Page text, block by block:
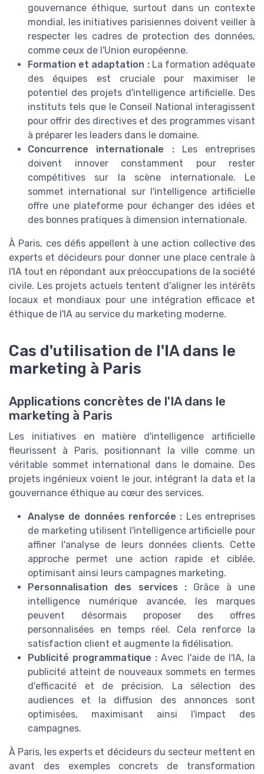
gouvernance éthique, surtout dans un contexte
mondial, les initiatives parisiennes doivent veiller à
respecter les cadres de protection des données,
comme ceux de l'Union européenne.
Formation et adaptation :La formation adéquate
des équipes est cruciale pour maximiser le
potentiel des projets d'intelligence artificielle. Des
instituts tels que le Conseil National interagissent
pour offrir des directives et des programmes visant
à préparer les leaders dans le domaine.
Concurrence internationale :Les entreprises
doivent innover constamment pour rester
compétitives sur la scène internationale. Le
sommet international sur l'intelligence artificielle
offre une plateforme pour échanger des idées et
des bonnes pratiques à dimension internationale.
À Paris, ces défis appellent à une action collective des
experts et décideurs pour donner une place centrale à
l'IA tout en répondant aux préoccupations de la société
civile. Les projets actuels tentent d'aligner les intérêts
locaux et mondiaux pour une intégration efficace et
éthique de l'IA au service du marketing moderne.
Cas d'utilisation de l'IA dans le
marketing à Paris
Applications concrètes de l'IA dans le
marketing à Paris
Les initiatives en matière d'intelligence artificielle
fleurissent à Paris, positionnant la ville comme un
véritable sommet international dans le domaine. Des
projets ingénieux voient le jour, intégrant la data et la
gouvernance éthique au cœur des services.
Analyse de données renforcée : Les entreprises
de marketing utilisent l'intelligence artificielle pour
affiner l'analyse de leurs données clients. Cette
approche permet une action rapide et ciblée,
optimisant ainsi leurs campagnes marketing.
Personnalisation des services : Grâce à une
intelligence numérique avancée, les marques
peuvent désormais proposer des offres
personnalisées en temps réel. Cela renforce la
satisfaction client et augmente la fidélisation.
Publicité programmatique : Avec l'aide de l'IA, la
publicité atteint de nouveaux sommets en termes
d'efficacité et de précision. La sélection des
audiences et la diffusion des annonces sont
optimisées, maximisant ainsi l'impact des
campagnes.
À Paris, les experts et décideurs du secteur mettent en
avant des exemples concrets de transformation